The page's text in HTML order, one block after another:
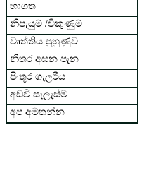
භාගත
නිපැයුම් /විකුණුම්
වෘත්තිය පුහුණුව
නිතර අසන පැන
පිංතූර ගැලරිය
අඩවි සැලැස්ම
අප අමතන්න